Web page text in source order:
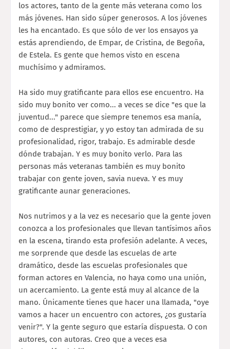
los actores, tanto de la gente más veterana como los
más jóvenes. Han sido súper generosos. A los jóvenes
les ha encantado. Es que sólo de ver los ensayos ya
estás aprendiendo, de Empar, de Cristina, de Begoña,
de Estela. Es gente que hemos visto en escena
muchísimo y admiramos.
Ha sido muy gratificante para ellos ese encuentro. Ha
sido muy bonito ver como... a veces se dice "es que la
juventud..." parece que siempre tenemos esa manía,
como de desprestigiar, y yo estoy tan admirada de su
profesionalidad, rigor, trabajo. Es admirable desde
dónde trabajan. Y es muy bonito verlo. Para las
personas más veteranas también es muy bonito
trabajar con gente joven, savia nueva. Y es muy
gratificante aunar generaciones.
Nos nutrimos y a la vez es necesario que la gente joven
conozca a los profesionales que llevan tantísimos años
en la escena, tirando esta profesión adelante. A veces,
me sorprende que desde las escuelas de arte
dramático, desde las escuelas profesionales que
forman actores en Valencia, no haya como una unión,
un acercamiento. La gente está muy al alcance de la
mano. Únicamente tienes que hacer una llamada, "oye
vamos a hacer un encuentro con actores, ¿os gustaría
venir?". Y la gente seguro que estaría dispuesta. O con
autores, con autoras. Creo que a veces esa